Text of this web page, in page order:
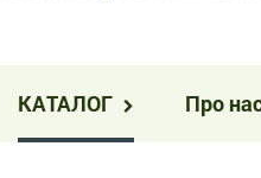
КАТАЛОГ Про